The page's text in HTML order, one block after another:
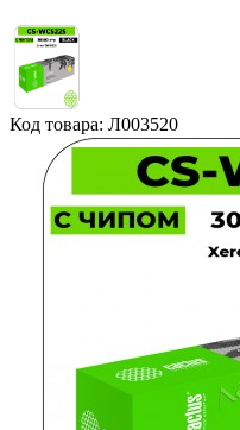
Код товара: Л003520